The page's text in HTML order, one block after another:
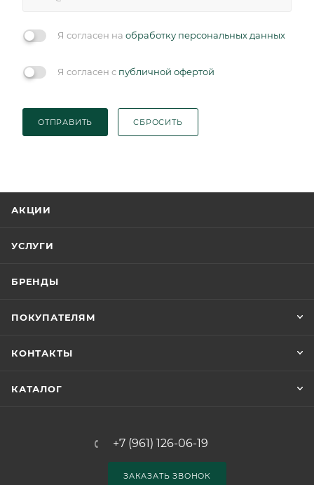
Я согласен на обработку персональных данных
Я согласен с публичной офертой
ОТПРАВИТЬ СБРОСИТЬ
АКЦИИ
УСЛУГИ
БРЕНДЫ
ПОКУПАТЕЛЯМ
КОНТАКТЫ
КАТАЛОГ
+7 (961) 126-06-19
ЗАКАЗАТЬ ЗВОНОК